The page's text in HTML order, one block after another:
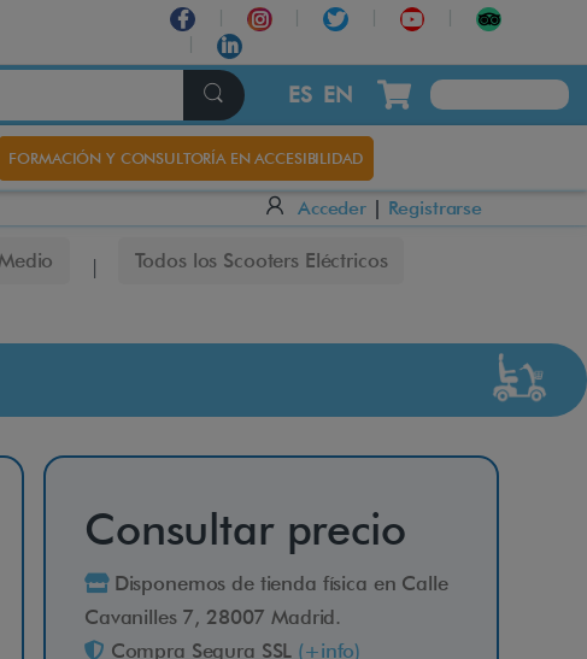
ES EN
FORMACIÓN Y CONSULTORÍA EN ACCESIBILIDAD
Acceder | Registrarse
Todos los Scooters Eléctricos
Consultar precio
Disponemos de tienda física en Calle
Cavanilles 7, 28007 Madrid.
Compra Segura SSL (+info)